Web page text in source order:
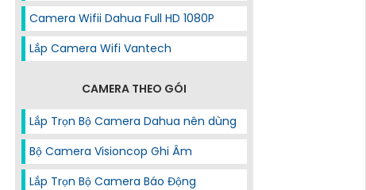
Camera Wifii Dahua Full HD 1080P
Lắp Camera Wifi Vantech
CAMERA THEO GÓI
Lắp Trọn Bộ Camera Dahua nên dùng
Bộ Camera Visioncop Ghi Âm
Lắp Trọn Bộ Camera Báo Động